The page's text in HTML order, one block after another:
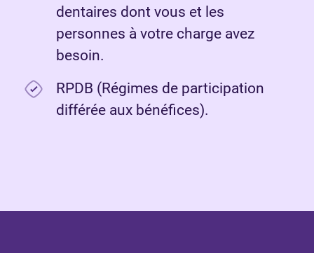
dentaires dont vous et les
personnes à votre charge avez
besoin.
RPDB (Régimes de participation
différée aux bénéfices).